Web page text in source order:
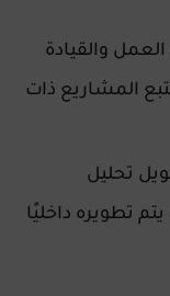
والقيادة
المشاريع ذات
تحليل
تطويره داخليًا